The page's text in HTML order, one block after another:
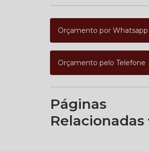
Orçamento por Whatsapp
Orçamento pelo Telefone
Páginas
Relacionadas